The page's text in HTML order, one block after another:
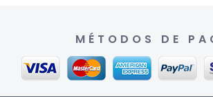
MÉTODOS DE